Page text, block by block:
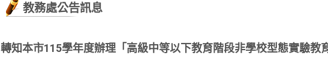
教務處公告訊息
轉知本市115學年度辦理「高級中等以下教育階段非學校型態實驗教